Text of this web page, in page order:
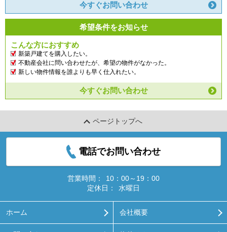
今すぐお問い合わせ
希望条件をお知らせ
こんな方におすすめ
新築戸建てを購入したい。
不動産会社に問い合わせたが、希望の物件がなかった。
新しい物件情報を誰よりも早く仕入れたい。
今すぐお問い合わせ
ページトップへ
電話でお問い合わせ
営業時間：
10：00～19：00
定休日：
水曜日
ホーム 会社概要